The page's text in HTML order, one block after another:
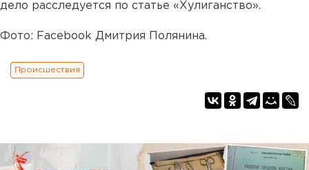
дело расследуется по статье «Хулиганство».
Фото: Facebook Дмитрия Полянина.
Происшествия